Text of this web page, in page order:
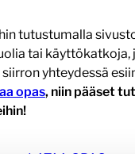
tutustumalla
tai käyttökatkoja,
yhteydessä
opas, niin pääset